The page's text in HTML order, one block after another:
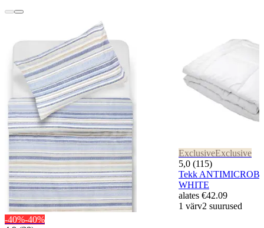
-40%-40%
ExclusiveExclusive
5,0 (115)
Tekk
WHITE
alates €42.09
1 värv2 suurused